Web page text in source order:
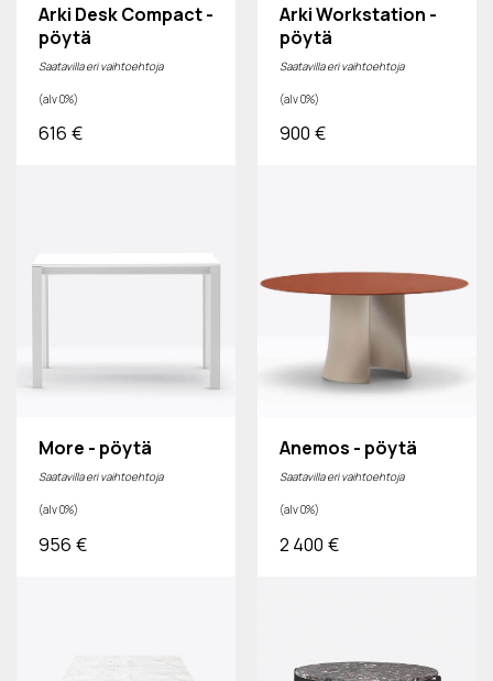
Arki Desk Compact -
pöytä
Saatavilla eri vaihtoehtoja
(alv 0%)
616 €
Arki Workstation -
pöytä
Saatavilla eri vaihtoehtoja
(alv 0%)
900 €
More - pöytä
Saatavilla eri vaihtoehtoja
(alv 0%)
956 €
Anemos - pöytä
Saatavilla eri vaihtoehtoja
(alv 0%)
2 400 €